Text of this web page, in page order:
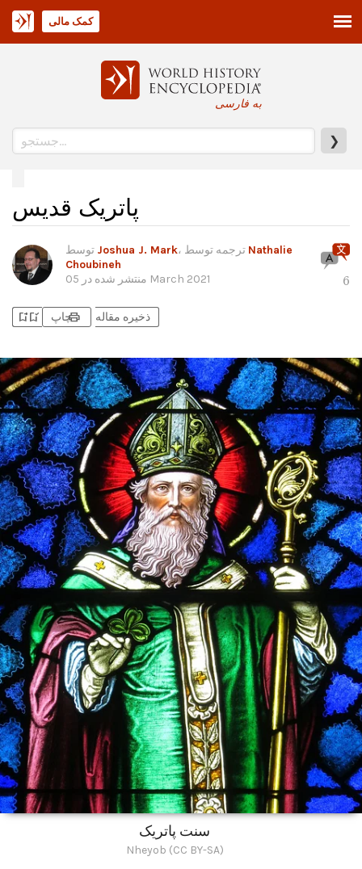
به فارسی
❯
کمک مالی
پاتریک قدیس
Joshua J. Mark
Nathalie
Choubineh
منتشر شده در 05 March 2021 6
bookmark_addbookmark_added ذخیره مقاله printچاپ
سنت پاتریک
Nheyob (CC BY-SA)